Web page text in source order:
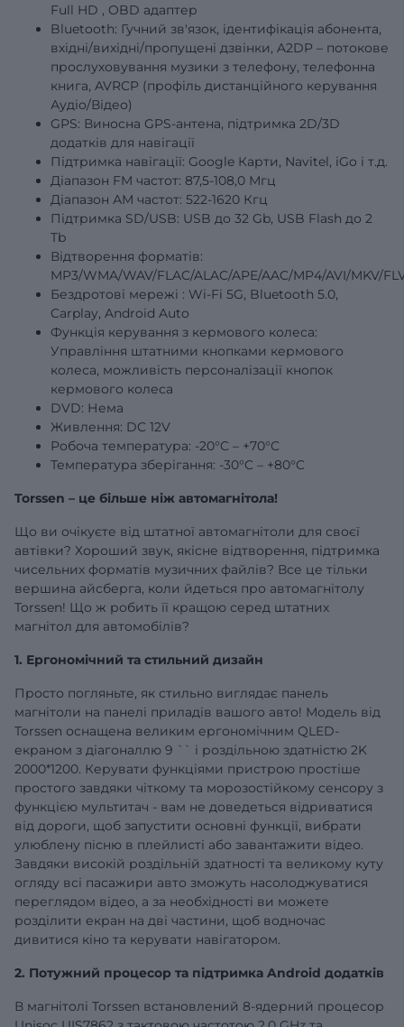
Full HD , OBD адаптер
Bluetooth: Гучний зв'язок, ідентифікація абонента,
вхідні/вихідні/пропущені дзвінки, A2DP – потокове
прослуховування музики з телефону, телефонна
книга, AVRCP (профіль дистанційного керування
Аудіо/Відео)
GPS: Виносна GPS-антена, підтримка 2D/3D
додатків для навігації
Підтримка навігації: Google Карти, Navitel, iGo і т.д.
Діапазон FM частот: 87,5-108,0 Мгц
Діапазон АМ частот: 522-1620 Кгц
Підтримка SD/USB: USB до 32 Gb, USB Flash до 2
Tb
Відтворення форматів:
MP3/WMA/WAV/FLAC/ALAC/APE/AAC/MP4/AVI/MKV/
Бездротові мережі : Wi-Fi 5G, Bluetooth 5.0,
Carplay, Android Auto
Функція керування з кермового колеса:
Управління штатними кнопками кермового
колеса, можливість персоналізації кнопок
кермового колеса
DVD: Нема
Живлення: DC 12V
Робоча температура: -20°C – +70°C
Температура зберігання: -30°C – +80°C
Torssen – це більше ніж автомагнітола!
Що ви очікуєте від штатної автомагнітоли для своєї
автівки? Хороший звук, якісне відтворення, підтримка
чисельних форматів музичних файлів? Все це тільки
вершина айсберга, коли йдеться про автомагнітолу
Torssen! Що ж робить її кращою серед штатних
магнітол для автомобілів?
1. Ергономічний та стильний дизайн
Просто погляньте, як стильно виглядає панель
магнітоли на панелі приладів вашого авто! Модель від
Torssen оснащена великим ергономічним QLED-
екраном з діагоналлю 9 `` і роздільною здатністю 2K
2000*1200. Керувати функціями пристрою простіше
простого завдяки чіткому та морозостійкому сенсору з
функцією мультитач - вам не доведеться відриватися
від дороги, щоб запустити основні функції, вибрати
улюблену пісню в плейлисті або завантажити відео.
Завдяки високій роздільній здатності та великому куту
огляду всі пасажири авто зможуть насолоджуватися
переглядом відео, а за необхідності ви можете
розділити екран на дві частини, щоб водночас
дивитися кіно та керувати навігатором.
2. Потужний процесор та підтримка Android додатків
В магнітолі Torssen встановлений 8-ядерний процесор